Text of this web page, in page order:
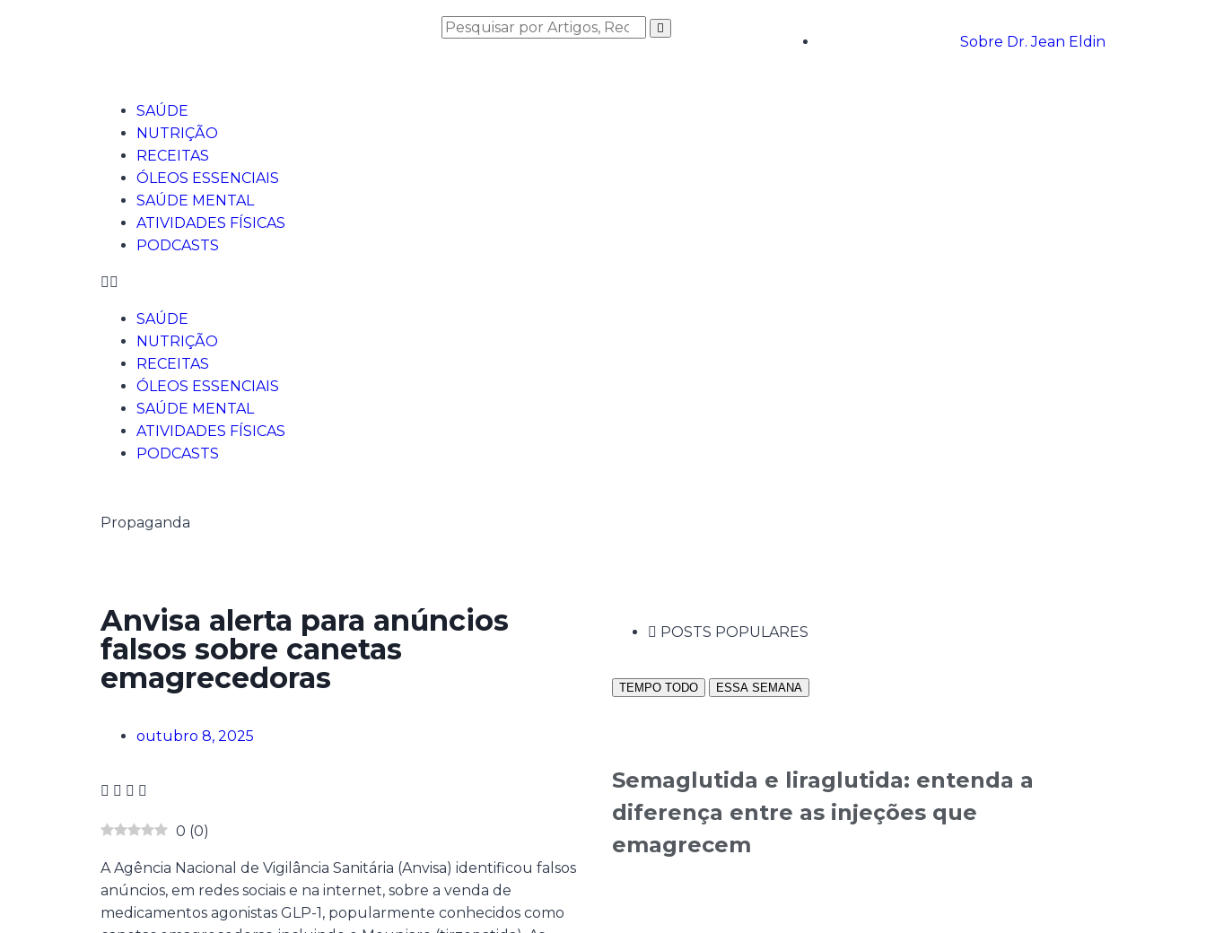
Sobre Dr. Jean Eldin
SAÚDE
NUTRIÇÃO
RECEITAS
ÓLEOS ESSENCIAIS
SAÚDE MENTAL
ATIVIDADES FÍSICAS
PODCASTS
SAÚDE
NUTRIÇÃO
RECEITAS
ÓLEOS ESSENCIAIS
SAÚDE MENTAL
ATIVIDADES FÍSICAS
PODCASTS
Propaganda
Anvisa alerta para anúncios
falsos sobre canetas
emagrecedoras
outubro 8, 2025
0 (0)
A Agência Nacional de Vigilância Sanitária (Anvisa) identificou falsos
anúncios, em redes sociais e na internet, sobre a venda de
medicamentos agonistas GLP-1, popularmente conhecidos como
POSTS POPULARES
TEMPO TODO ESSA SEMANA
Semaglutida e liraglutida: entenda a
diferença entre as injeções que
emagrecem